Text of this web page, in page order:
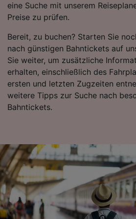
eine Suche mit unserem
Preise zu prüfen.
Bereit, zu buchen? Starten Sie
nach günstigen Bahntickets auf
Sie weiter, um zusätzliche
erhalten, einschließlich des
ersten und letzten Zugzeiten
weitere Tipps zur Suche nach
Bahntickets.
von Werbeleistung und der
Inhalten, Zielgruppenforschung
Angeboten.
Liste der Partner (Lieferanten)